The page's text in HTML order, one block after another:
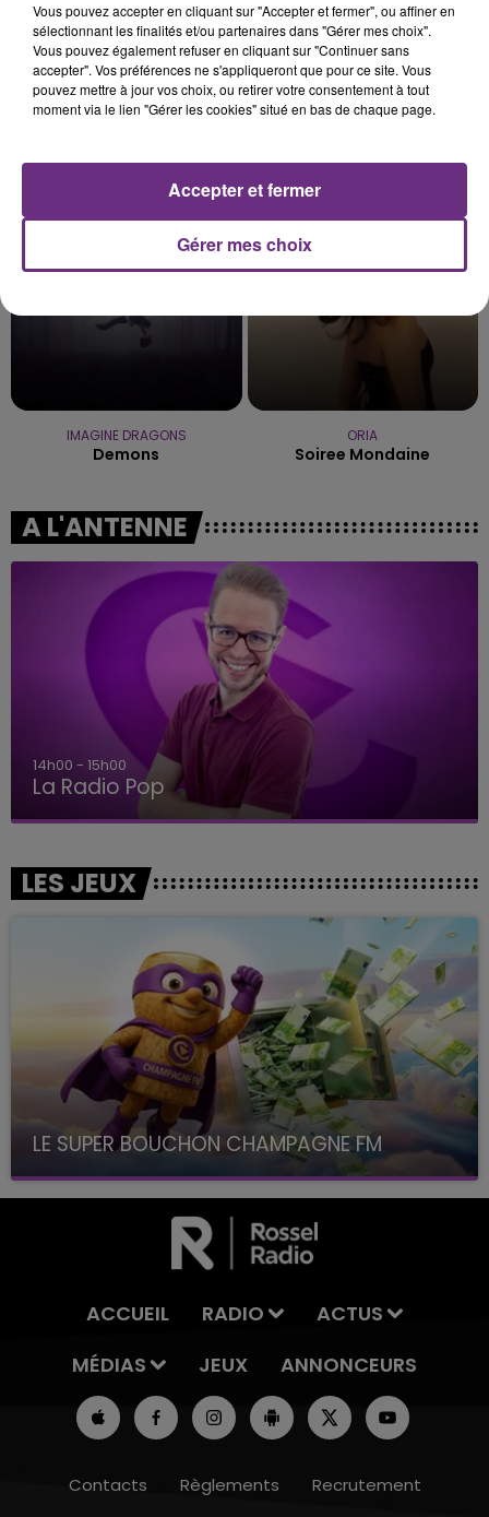
Bad Romance Ca Fait Mal
IMAGINE DRAGONS
Demons
ORIA
Soiree Mondaine
A L'ANTENNE
14h00 - 15h00
La Radio Pop
LES JEUX
LE SUPER BOUCHON CHAMPAGNE FM
avec La Famille Champagne FM, à 8H10
ACCUEIL RADIO
ACTUS
MÉDIAS
JEUX ANNONCEURS
Contacts Règlements Recrutement
Vous pouvez accepter en cliquant sur "Accepter et fermer", ou affiner en
sélectionnant les finalités et/ou partenaires dans "Gérer mes choix".
Vous pouvez également refuser en cliquant sur "Continuer sans
accepter". Vos préférences ne s'appliqueront que pour ce site. Vous
pouvez mettre à jour vos choix, ou retirer votre consentement à tout
moment via le lien "Gérer les cookies" situé en bas de chaque page.
Gérer mes choix
Accepter et fermer